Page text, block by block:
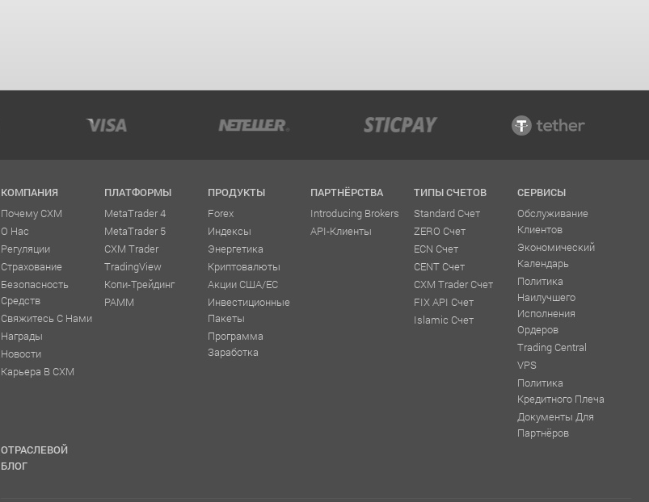
КОМПАНИЯ
Почему CXM
О Нас
Регуляции
Страхование
Безопасность
Средств
Свяжитесь С Нами
Награды
Новости
Карьера В CXM
ПЛАТФОРМЫ
MetaTrader 4
MetaTrader 5
CXM Trader
TradingView
Копи-Трейдинг
PAMM
ПРОДУКТЫ
Forex
Индексы
Энергетика
Криптовалюты
Акции США/ЕС
Инвестиционные
Пакеты
Программа
Заработка
ПАРТНЁРСТВА
Introducing Brokers
API-Клиенты
ТИПЫ СЧЕТОВ
Standard Счет
ZERO Счет
ECN Счет
CENT Счет
CXM Trader Счет
FIX API Счет
Islamic Счет
СЕРВИСЫ
Обслуживание
Клиентов
Экономический
Календарь
Политика
Наилучшего
Исполнения
Ордеров
Trading Central
VPS
Политика
Кредитного Плеча
Документы Для
Партнёров
ОТРАСЛЕВОЙ
БЛОГ